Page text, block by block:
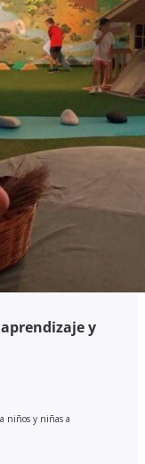
aprendizaje y
niños y niñas a